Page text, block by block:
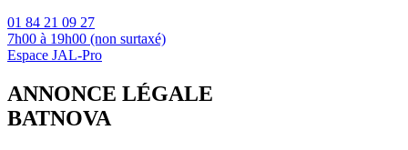
01 84 21 09 27
7h00 à 19h00 (non surtaxé)
Espace JAL-Pro
ANNONCE LÉGALE
BATNOVA